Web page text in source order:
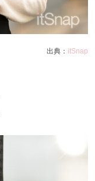
出典： itSnap